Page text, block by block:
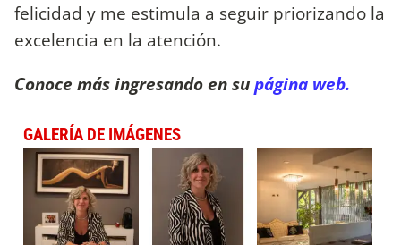
felicidad y me estimula a seguir priorizando la
excelencia en la atención.
Conoce más ingresando en supágina web.
GALERÍA DE IMÁGENES